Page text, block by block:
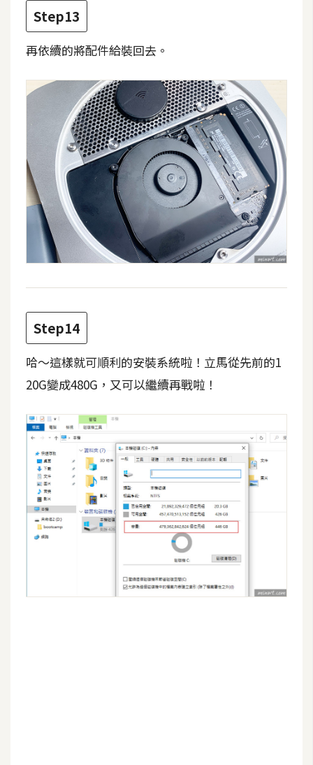
Step13
再依續的將配件給裝回去。
Step14
哈～這樣就可順利的安裝系統啦！立馬從先前的1
20G變成480G，又可以繼續再戰啦！